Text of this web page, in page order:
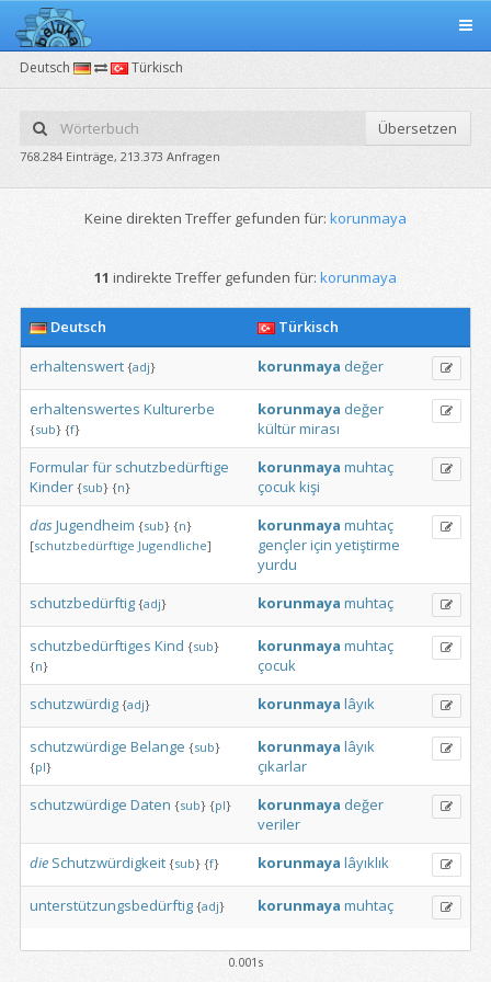
Deutsch Türkisch
Übersetzen
768.284 Einträge, 213.373 Anfragen
Keine direkten Treffer gefunden für: korunmaya
11 indirekte Treffer gefunden für: korunmaya
Deutsch
Türkisch
erhaltenswert {adj} korunmaya değer
erhaltenswertes Kulturerbe
{sub} {f}
korunmaya değer
kültürmirası
Formularfür schutzbedürftige
Kinder {sub} {n}
korunmaya muhtaç
çocukkişi
dasJugendheim {sub} {n}
[schutzbedürftige Jugendliche]
korunmaya muhtaç
gençleriçin yetiştirme
yurdu
schutzbedürftig {adj} korunmaya muhtaç
schutzbedürftiges Kind {sub}
{n}
korunmaya muhtaç
çocuk
schutzwürdig {adj} korunmaya lâyık
schutzwürdige Belange {sub}
{pl}
korunmaya lâyık
çıkarlar
schutzwürdige Daten {sub} {pl} korunmaya değer
veriler
die Schutzwürdigkeit {sub} {f} korunmaya lâyıklık
unterstützungsbedürftig {adj} korunmaya muhtaç
0.001s